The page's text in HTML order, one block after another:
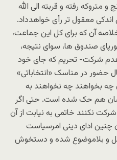
و متروکه رفته و قربته الی الله
معقول تر رأی خواهدداد.
آن که برای کل این جماعت،
صندوق ها، سوای نتیجه،
شرکت- تحریم که جای خود
در مناسک «انتخاباتی»
بخواهند چه نخواهند به
هم حک شده است. حتی اگر
نکنند خاتمی به نیابت از آن
چنین ادای دینی امرسیاست
و بلاموضوع شده و دستخوش